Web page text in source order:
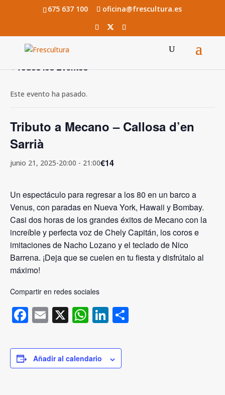
675 637 100 oficina@frescultura.es
« Todos los Eventos
Este evento ha pasado.
Tributo a Mecano – Callosa d’en
Sarrià
junio 21, 2025-20:00 - 21:00€14
Un espectáculo para regresar a los 80 en un barco a
Venus, con paradas en Nueva York, Hawaii y Bombay.
Casi dos horas de los grandes éxitos de Mecano con la
increíble y perfecta voz de Chely Capitán, los coros e
imitaciones de Nacho Lozano y el teclado de Nico
Barrena. ¡Deja que se cuelen en tu fiesta y disfrútalo al
máximo!
Compartir en redes sociales
Facebook
Email
X WhatsApp
LinkedIn
Añadir al calendario